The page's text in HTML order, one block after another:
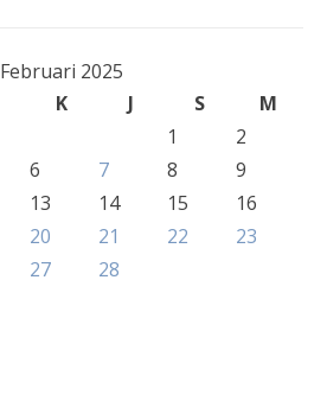
Februari 2025
K J S
M
1
2
6 7 8
9
13 14 15
16
20 21 22
23
27 28